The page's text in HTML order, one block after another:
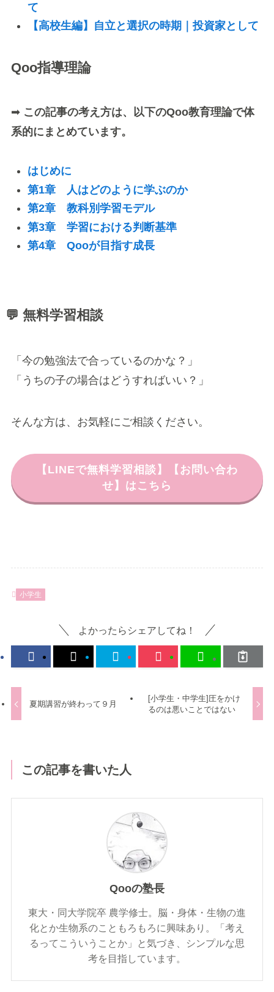
て
【高校生編】自立と選択の時期｜投資家として
Qoo指導理論
➡ この記事の考え方は、以下のQoo教育理論で体
系的にまとめています。
はじめに
第1章 人はどのように学ぶのか
第2章 教科別学習モデル
第3章 学習における判断基準
第4章 Qooが目指す成長
💬 無料学習相談
「今の勉強法で合っているのかな？」
「うちの子の場合はどうすればいい？」
そんな方は、お気軽にご相談ください。
【LINEで無料学習相談】【お問い合わ
せ】はこちら
小学生
よかったらシェアしてね！
夏期講習が終わって９月
[小学生・中学生]圧をかけ
るのは悪いことではない
この記事を書いた人
Qooの塾長
東大・同大学院卒 農学修士。脳・身体・生物の進
化とか生物系のこともろもろに興味あり。「考え
るってこういうことか」と気づき、シンプルな思
考を目指しています。